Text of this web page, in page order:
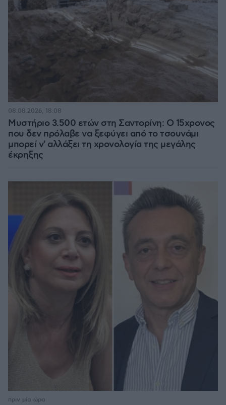
Μυστήριο 3.500 ετών στη Σαντορίνη: Ο 15χρονος
που δεν πρόλαβε να ξεφύγει από το τσουνάμι
μπορεί ν' αλλάξει τη χρονολογία της μεγάλης
έκρηξης
08.08.2026, 18:08
πριν μία ώρα